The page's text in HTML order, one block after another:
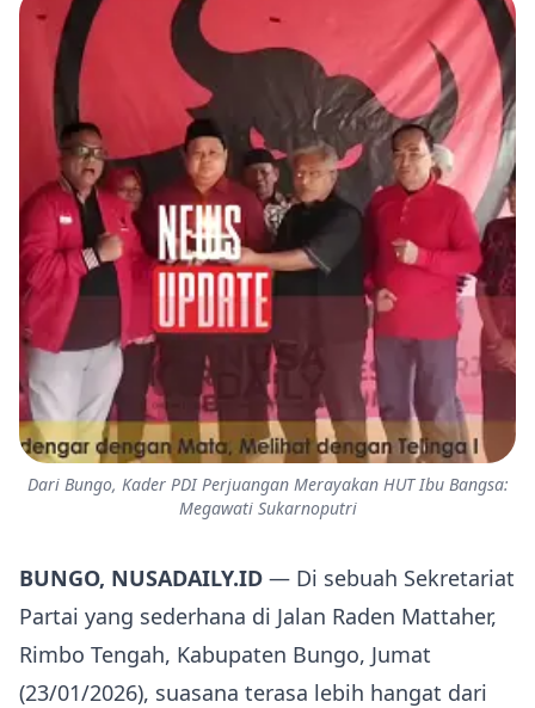
Dari Bungo, Kader PDI Perjuangan Merayakan HUT Ibu Bangsa:
Megawati Sukarnoputri
BUNGO, NUSADAILY.ID — Di sebuah Sekretariat
Partai yang sederhana di Jalan Raden Mattaher,
Rimbo Tengah, Kabupaten Bungo, Jumat
(23/01/2026), suasana terasa lebih hangat dari